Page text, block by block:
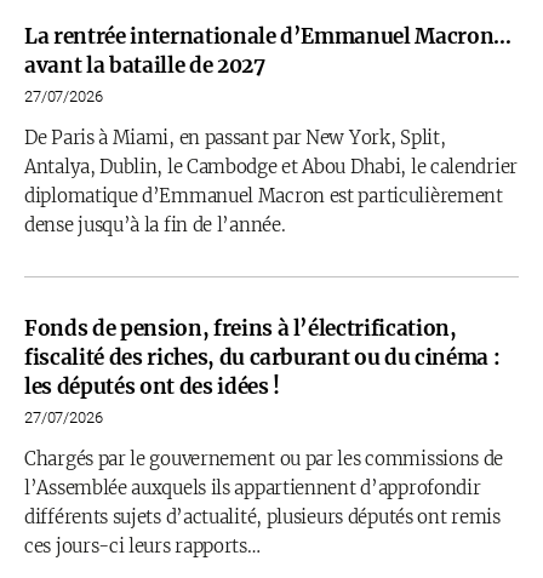
La rentrée internationale d’Emmanuel Macron…
avant la bataille de 2027
27/07/2026
De Paris à Miami, en passant par New York, Split,
Antalya, Dublin, le Cambodge et Abou Dhabi, le calendrier
diplomatique d’Emmanuel Macron est particulièrement
dense jusqu’à la fin de l’année.
Fonds de pension, freins à l’électrification,
fiscalité des riches, du carburant ou du cinéma :
les députés ont des idées !
27/07/2026
Chargés par le gouvernement ou par les commissions de
l’Assemblée auxquels ils appartiennent d’approfondir
différents sujets d’actualité, plusieurs députés ont remis
ces jours-ci leurs rapports…